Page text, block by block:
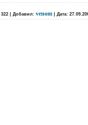
322 Добавил: venom Дата: